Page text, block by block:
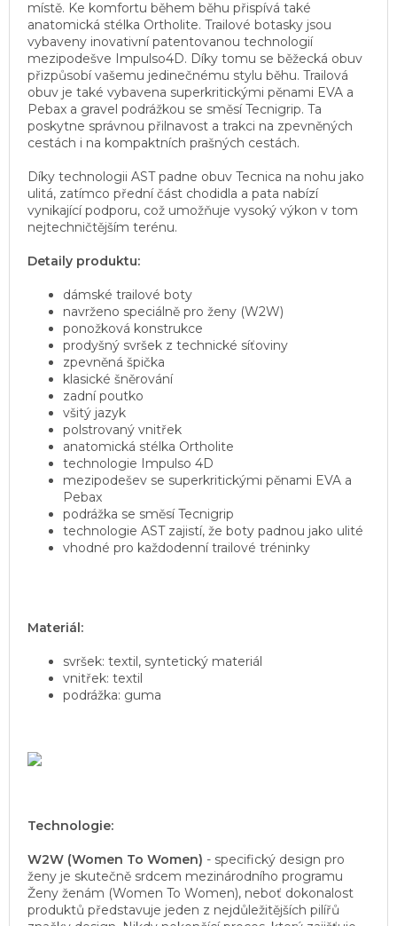
místě. Ke komfortu během běhu přispívá také
anatomická stélka Ortholite. Trailové botasky jsou
vybaveny inovativní patentovanou technologií
mezipodešve Impulso4D. Díky tomu se běžecká obuv
přizpůsobí vašemu jedinečnému stylu běhu. Trailová
obuv je také vybavena superkritickými pěnami EVA a
Pebax a gravel podrážkou se směsí Tecnigrip. Ta
poskytne správnou přilnavost a trakci na zpevněných
cestách i na kompaktních prašných cestách.
Díky technologii AST padne obuv Tecnica na nohu jako
ulitá, zatímco přední část chodidla a pata nabízí
vynikající podporu, což umožňuje vysoký výkon v tom
nejtechničtějším terénu.
Detaily produktu:
dámské trailové boty
navrženo speciálně pro ženy (W2W)
ponožková konstrukce
prodyšný svršek z technické síťoviny
zpevněná špička
klasické šněrování
zadní poutko
všitý jazyk
polstrovaný vnitřek
anatomická stélka Ortholite
technologie Impulso 4D
mezipodešev se superkritickými pěnami EVA a
Pebax
podrážka se směsí Tecnigrip
technologie AST zajistí, že boty padnou jako ulité
vhodné pro každodenní trailové tréninky
Materiál:
svršek: textil, syntetický materiál
vnitřek: textil
podrážka: guma
Technologie:
W2W (Women To Women) - specifický design pro
ženy je skutečně srdcem mezinárodního programu
Ženy ženám (Women To Women), neboť dokonalost
produktů představuje jeden z nejdůležitějších pilířů